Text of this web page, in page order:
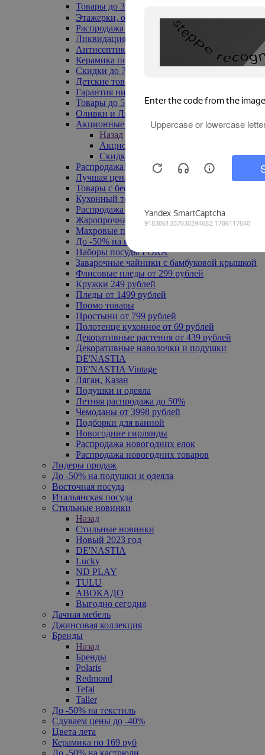
Товары до 399₽
Этажерки, обувницы
Распродажа текстиля до -50%
Ликвидация до -70%
Антисептики
Керамика по 129 руб
Скидки до 70%
Детские товары
Гарантия низкой цены
Товары до 500 руб
Оливки и Лимоны
Акционные товары
Назад
Акционные товары
Скидка 20% по промокоду
Распродажа! Ульяновск до -70%
Лучшая цена
Товары с бесплатной доставкой
Кухонный текстиль
Распродажа до -50%
Жаропрочная посуда
Махровые полотенца
До -50% на ковры
Наборы посуды FORA
Заварочные чайники с бамбуковой крышкой
Флисовые пледы от 299 рублей
Кружки 249 рублей
Пледы от 1499 рублей
Промо товары
Простыни от 799 рублей
Полотенце кухонное от 69 рублей
Декоративные растения от 439 рублей
Декоративные наволочки и подушки
DE'NASTIA
DE'NASTIA Vintage
Ляган, Казан
Подушки и одеяла
Летняя распродажа до 50%
Чемоданы от 3998 рублей
Подборки для ванной
Новогодние гирлянды
Распродажа новогодних елок
Распродажа новогодних товаров
Лидеры продаж
До -50% на подушки и одеяла
Восточная посуда
Итальянская посуда
Стильные новинки
Назад
Стильные новинки
Новый 2023 год
DE'NASTIA
Lucky
ND PLAY
TULU
АВОКАДО
Выгодно сегодня
Дачная мебель
Джинсовая коллекция
Бренды
Назад
Бренды
Polaris
Redmond
Tefal
Taller
До -50% на текстиль
Сдуваем цены до -40%
Цвета лета
Керамика по 169 руб
До -50% на кастрюли